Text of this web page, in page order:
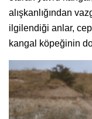
alışkanlığından
ilgilendiği anlar, cep
kangal köpeğinin